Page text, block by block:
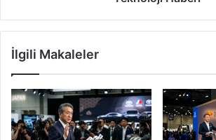
İlgili Makaleler